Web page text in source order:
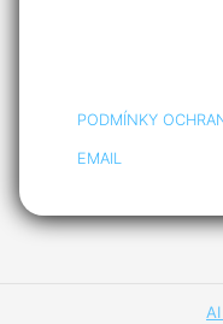
PODMÍNKY
EMAIL